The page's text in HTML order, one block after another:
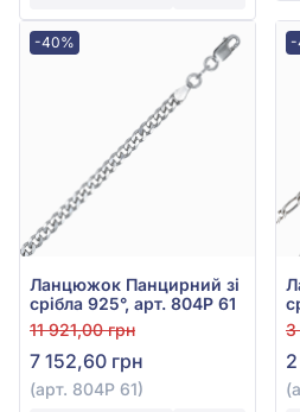
-40%
Ланцюжок Панцирний зі
срібла 925°, арт. 804Р 61
11 921,00 грн
7 152,60 грн
(арт. 804Р 61)
-
3